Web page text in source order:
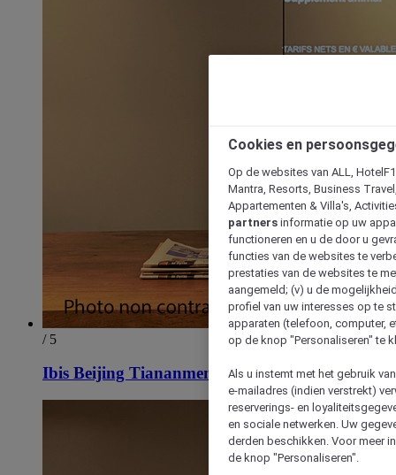
/ 5
Ibis Beijing Tiananmen Square Hotel
Cookies en
Op de websites van ALL,
Mantra, Resorts, Business
Appartementen & Villa's,
partners informatie op uw
functioneren en u de door u
functies van de websites te
prestaties van de websites te
aangemeld; (v) u de
profiel van uw interesses op te
apparaten (telefoon, computer,
op de knop "Personaliseren" te
Als u instemt met het gebruik
e-mailadres (indien verstrekt)
reserverings- en
en sociale netwerken. Uw
derden beschikken. Voor meer
de knop "Personaliseren".